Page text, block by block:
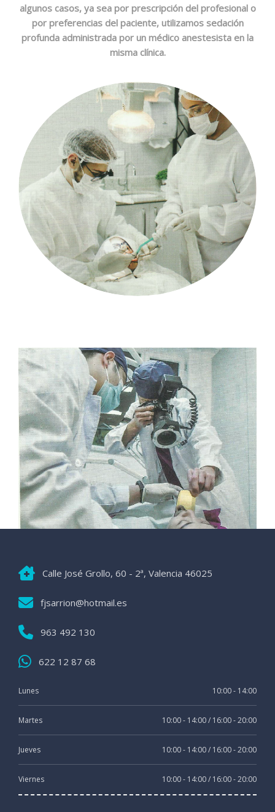
algunos casos, ya sea por prescripción del profesional o
por preferencias del paciente, utilizamos sedación
profunda administrada por un médico anestesista en la
misma clínica.
Calle José Grollo, 60 - 2ª, Valencia 46025
fjsarrion@hotmail.es
963 492 130
622 12 87 68
Lunes 10:00 - 14:00
Martes 10:00 - 14:00 / 16:00 - 20:00
Jueves 10:00 - 14:00 / 16:00 - 20:00
Viernes 10:00 - 14:00 / 16:00 - 20:00